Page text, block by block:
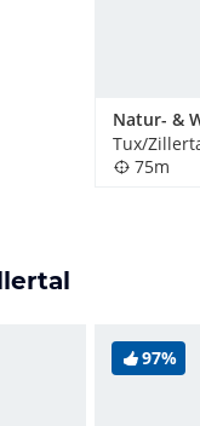
Tux/
75m
97%